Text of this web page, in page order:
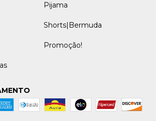
Pijama
Shorts|Bermuda
Promoção!